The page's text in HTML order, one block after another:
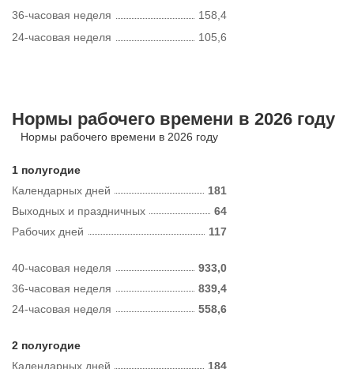
36-часовая неделя
158,4
24-часовая неделя
105,6
Нормы рабочего времени в 2026 году
Нормы рабочего времени в 2026 году
1 полугодие
Календарных дней
181
Рабочих дней 117
Выходных и праздничных 64
40-часовая неделя
933,0
36-часовая неделя
839,4
24-часовая неделя
558,6
2 полугодие
Календарных дней
184